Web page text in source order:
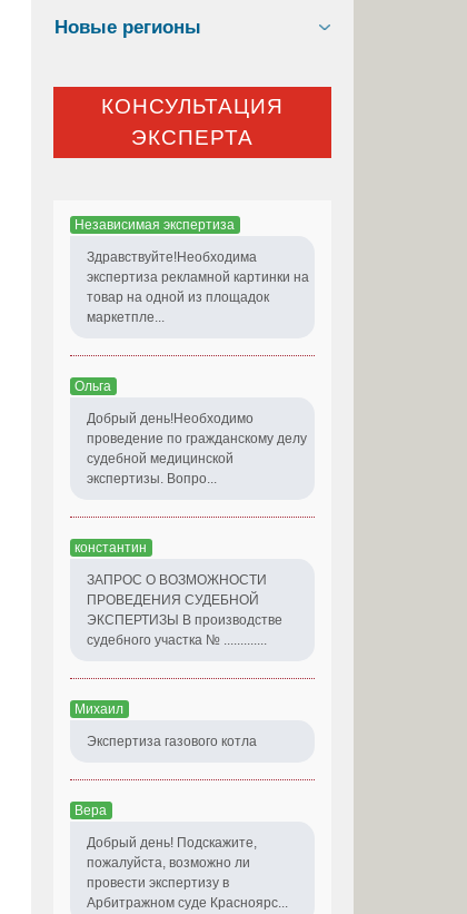
Новые регионы
КОНСУЛЬТАЦИЯ
ЭКСПЕРТА
Независимая экспертиза
Здравствуйте!Необходима
экспертиза рекламной картинки на
товар на одной из площадок
маркетпле...
Ольга
Добрый день!Необходимо
проведение по гражданскому делу
судебной медицинской
экспертизы. Вопро...
константин
ЗАПРОС О ВОЗМОЖНОСТИ
ПРОВЕДЕНИЯ СУДЕБНОЙ
ЭКСПЕРТИЗЫ В производстве
судебного участка № .............
Михаил
Экспертиза газового котла
Вера
Добрый день! Подскажите,
пожалуйста, возможно ли
провести экспертизу в
Арбитражном суде Красноярс...